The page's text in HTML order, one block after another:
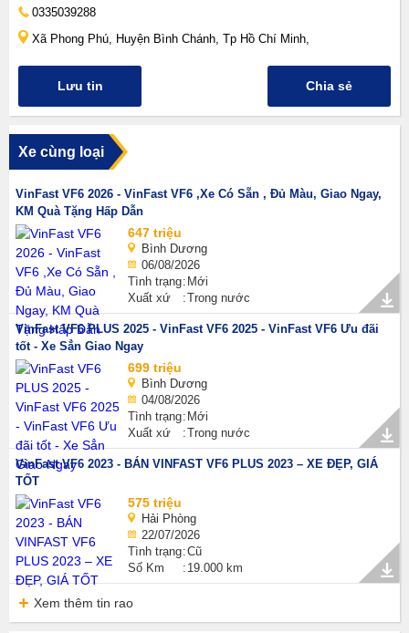
0335039288
Xã Phong Phú, Huyện Bình Chánh, Tp Hồ Chí Minh,
Lưu tin Chia sẻ
Xe cùng loại
VinFast VF6 2026 - VinFast VF6 ,Xe Có Sẵn , Đủ Màu, Giao Ngay,
KM Quà Tặng Hấp Dẫn
647 triệu
Bình Dương
06/08/2026
Tình trạng Mới
Xuất xứ
Trong nước
VinFast VF6 PLUS 2025 - VinFast VF6 2025 - VinFast VF6 Ưu đãi
tốt - Xe Sẳn Giao Ngay
699 triệu
Bình Dương
04/08/2026
Tình trạng Mới
Xuất xứ
Trong nước
VinFast VF6 2023 - BÁN VINFAST VF6 PLUS 2023 – XE ĐẸP, GIÁ
TỐT
575 triệu
Hải Phòng
22/07/2026
Tình trạng Cũ
Số Km
19.000 km
Xem thêm tin rao